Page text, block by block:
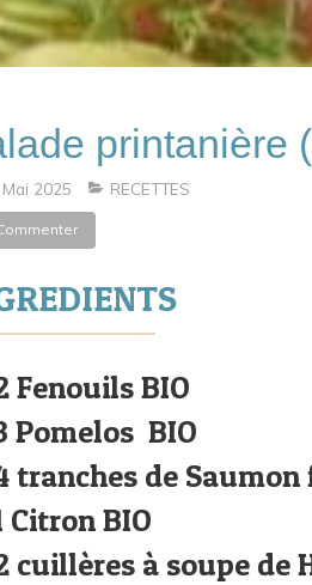
printanière
2025 RECETTES
Fenouils BIO
Pomelos BIO
tranches de
Citron BIO
cuillères à soupe de